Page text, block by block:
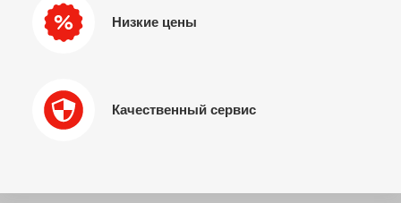
Низкие цены
Качественный сервис